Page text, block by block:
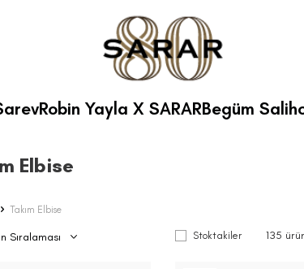
Robin Yayla X SARARBegüm
Elbise
Takım Elbise
Stoktakiler 135